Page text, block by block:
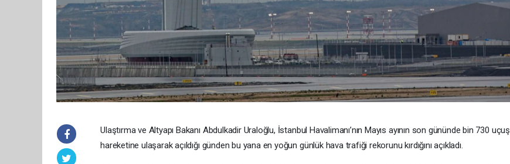
Ulaştırma ve Altyapı Bakanı Abdulkadir Uraloğlu, İstanbul Havalimanı’nın Mayıs ayının son gününde bin 730 uçuş
hareketine ulaşarak açıldığı günden bu yana en yoğun günlük hava trafiği rekorunu kırdığını açıkladı.